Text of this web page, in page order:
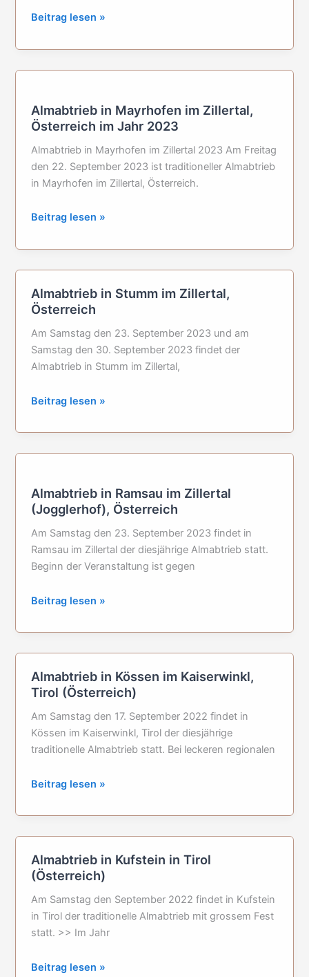
Almabtrieb
St.
Salzburger
Land
Beitrag lesen »
Almabtrieb in Mayrhofen im Zillertal,
Österreich im Jahr 2023
Almabtrieb in Mayrhofen im Zillertal 2023 Am Freitag
den 22. September 2023 ist traditioneller Almabtrieb
in Mayrhofen im Zillertal, Österreich.
Almabtrieb
Mayrhofen
Österreich
im
Jahr
2023
Beitrag lesen »
Almabtrieb in Stumm im Zillertal,
Österreich
Am Samstag den 23. September 2023 und am
Samstag den 30. September 2023 findet der
Almabtrieb in Stumm im Zillertal,
Almabtrieb
Stumm
Beitrag lesen »
Almabtrieb in Ramsau im Zillertal
(Jogglerhof), Österreich
Am Samstag den 23. September 2023 findet in
Ramsau im Zillertal der diesjährige Almabtrieb statt.
Beginn der Veranstaltung ist gegen
Almabtrieb
Ramsau
(Jogglerhof),
Österreich
Beitrag lesen »
Almabtrieb in Kössen im Kaiserwinkl,
Tirol (Österreich)
Am Samstag den 17. September 2022 findet in
Kössen im Kaiserwinkl, Tirol der diesjährige
traditionelle Almabtrieb statt. Bei leckeren regionalen
Almabtrieb
Kössen
im
Tirol
(Österreich)
Beitrag lesen »
Almabtrieb in Kufstein in Tirol
(Österreich)
Am Samstag den September 2022 findet in Kufstein
in Tirol der traditionelle Almabtrieb mit grossem Fest
statt. >> Im Jahr
Almabtrieb
Beitrag lesen »